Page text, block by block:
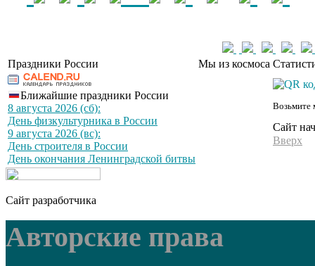
Праздники России Мы из космоса
Ближайшие праздники России
8 августа 2026 (сб):
День физкультурника в России
9 августа 2026 (вс):
День строителя в России
День окончания Ленинградской битвы
Возьмите
Сайт
Вверх
Сайт разработчика
Авторские права